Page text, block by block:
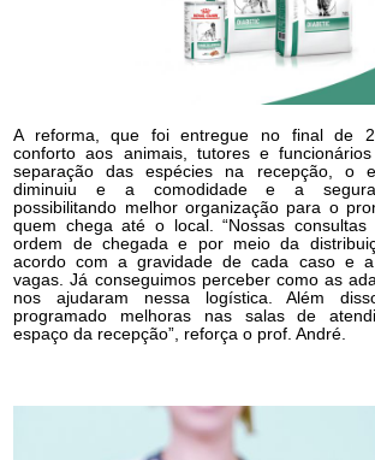
A reforma, que foi entregue no final de
conforto aos animais, tutores e
separação das espécies na recepção, o
diminuiu e a comodidade e a
possibilitando melhor organização para o
quem chega até o local. “Nossas
ordem de chegada e por meio da
acordo com a gravidade de cada caso e a
vagas. Já conseguimos perceber como as
nos ajudaram nessa logística. Além
programado melhoras nas salas de
espaço da recepção”, reforça o prof. André.